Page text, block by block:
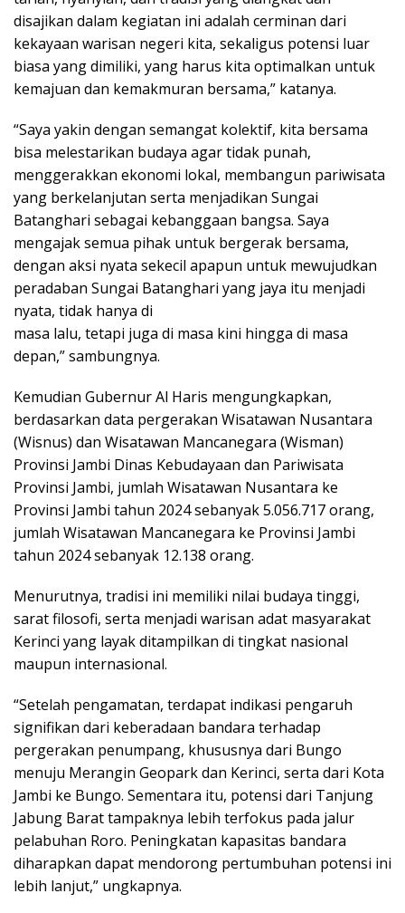
disajikan dalam kegiatan ini adalah cerminan dari
kekayaan warisan negeri kita, sekaligus potensi luar
biasa yang dimiliki, yang harus kita optimalkan untuk
kemajuan dan kemakmuran bersama,” katanya.
“Saya yakin dengan semangat kolektif, kita bersama
bisa melestarikan budaya agar tidak punah,
menggerakkan ekonomi lokal, membangun pariwisata
yang berkelanjutan serta menjadikan Sungai
Batanghari sebagai kebanggaan bangsa. Saya
mengajak semua pihak untuk bergerak bersama,
dengan aksi nyata sekecil apapun untuk mewujudkan
peradaban Sungai Batanghari yang jaya itu menjadi
nyata, tidak hanya di
masa lalu, tetapi juga di masa kini hingga di masa
depan,” sambungnya.
Kemudian Gubernur Al Haris mengungkapkan,
berdasarkan data pergerakan Wisatawan Nusantara
(Wisnus) dan Wisatawan Mancanegara (Wisman)
Provinsi Jambi Dinas Kebudayaan dan Pariwisata
Provinsi Jambi, jumlah Wisatawan Nusantara ke
Provinsi Jambi tahun 2024 sebanyak 5.056.717 orang,
jumlah Wisatawan Mancanegara ke Provinsi Jambi
tahun 2024 sebanyak 12.138 orang.
Menurutnya, tradisi ini memiliki nilai budaya tinggi,
sarat filosofi, serta menjadi warisan adat masyarakat
Kerinci yang layak ditampilkan di tingkat nasional
maupun internasional.
“Setelah pengamatan, terdapat indikasi pengaruh
signifikan dari keberadaan bandara terhadap
pergerakan penumpang, khususnya dari Bungo
menuju Merangin Geopark dan Kerinci, serta dari Kota
Jambi ke Bungo. Sementara itu, potensi dari Tanjung
Jabung Barat tampaknya lebih terfokus pada jalur
pelabuhan Roro. Peningkatan kapasitas bandara
diharapkan dapat mendorong pertumbuhan potensi ini
lebih lanjut,” ungkapnya.